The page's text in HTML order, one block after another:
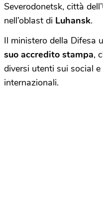
Severodonetsk, città
nell’oblast di Luhansk.
Il ministero della Difesa
suo accredito stampa,
diversi utenti sui social
internazionali.